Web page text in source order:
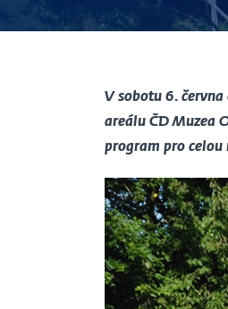
V sobotu 6. června
areálu ČD Muzea
program pro celou